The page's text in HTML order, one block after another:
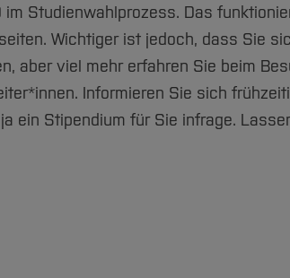
Studienwahlprozess. Das
Wichtiger ist jedoch, dass Sie
aber viel mehr erfahren Sie beim
Informieren Sie sich
ein Stipendium für Sie infrage.